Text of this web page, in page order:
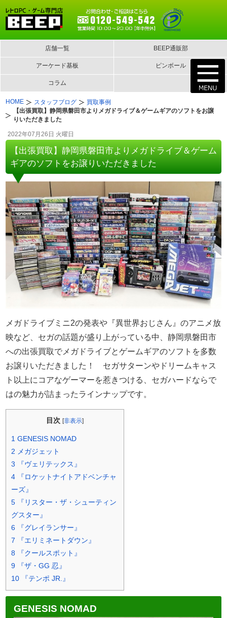
店舗一覧 BEEP通販部
アーケード基板 ピンボール
コラム
HOME スタッフブログ
買取事例
【出張買取】静岡県磐田市よりメガドライブ＆ゲームギアのソフトをお譲
りいただきました
2022年07月26日 火曜日
【出張買取】静岡県磐田市よりメガドライブ＆ゲーム
ギアのソフトをお譲りいただきました
メガドライブミニ2の発表や『異世界おじさん』のアニメ放
映など、セガの話題が盛り上がっている中、静岡県磐田市
への出張買取でメガドライブとゲームギアのソフトを多数
お譲りいただきました！ セガサターンやドリームキャス
ト以上にコアなゲーマーを惹きつける、セガハードならで
はの魅力が詰まったラインナップです。
目次 [非表示]
1 GENESIS NOMAD
2 メガジェット
3 『ヴェリテックス』
4 『ロケットナイトアドベンチャ
ーズ』
5 『リスター・ザ・シューティン
グスター』
6 『グレイランサー』
7 『エリミネートダウン』
8 『クールスポット』
9 『ザ・GG 忍』
10 『テンポ JR.』
GENESIS NOMAD